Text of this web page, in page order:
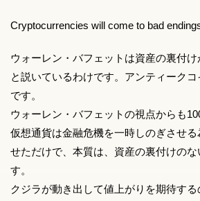
Cryptocurrencies will come to bad
ウォーレン・バフェットは資産の裏付け
と説いているわけです。アンティーク
です。
ウォーレン・バフェットの視点からも
仮想通貨は金融危機を一時しのぎさせる
せただけで、本質は、資産の裏付けの
す。
クジラが動き出して値上がりを期待す